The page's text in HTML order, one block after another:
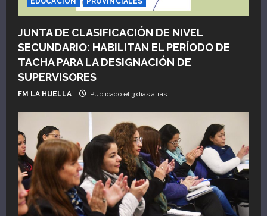
n
t
r
a
d
a
s
JUNTA DE CLASIFICACIÓN DE NIVEL
SECUNDARIO: HABILITAN EL PERÍODO DE
TACHA PARA LA DESIGNACIÓN DE
SUPERVISORES
FM LA HUELLA Publicado el 3 días atrás